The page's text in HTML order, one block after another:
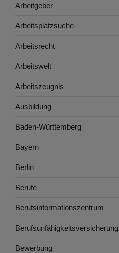
Arbeitgeber
Arbeitsplatzsuche
Arbeitsrecht
Arbeitswelt
Arbeitszeugnis
Ausbildung
Baden-Württemberg
Bayern
Berlin
Berufe
Berufsinformationszentrum
Berufsunfähigkeitsversicherung
Bewerbung